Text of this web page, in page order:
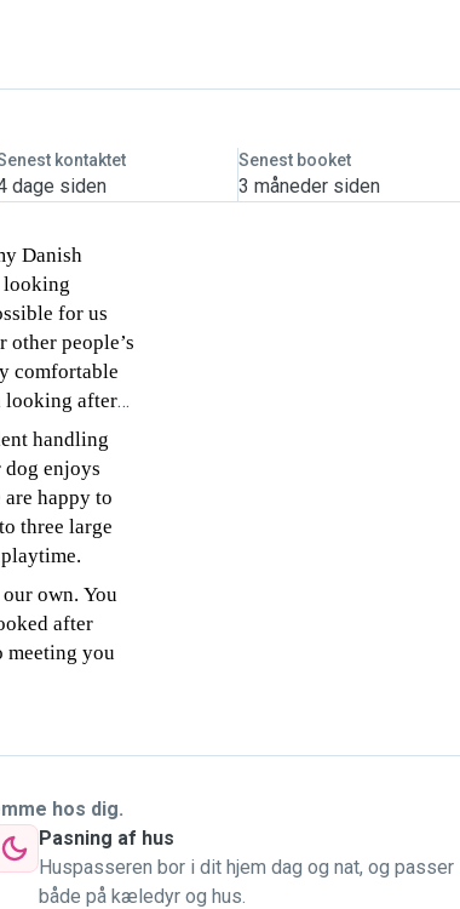
kontaktet
dage siden
Senest booket
3 måneder siden
Danish
looking
for us
people’s
comfortable
looking after
handling
enjoys
happy to
three large
own. You
after
meeting you
hos dig.
Pasning af hus
Huspasseren bor i dit hjem dag og nat, og passer
både på kæledyr og hus.